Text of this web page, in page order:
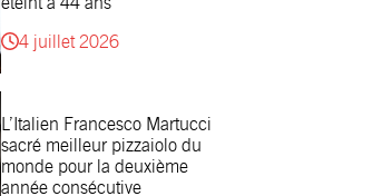
4 juillet 2026
L’Italien Francesco Martucci
sacré meilleur pizzaiolo du
monde pour la deuxième
année consécutive